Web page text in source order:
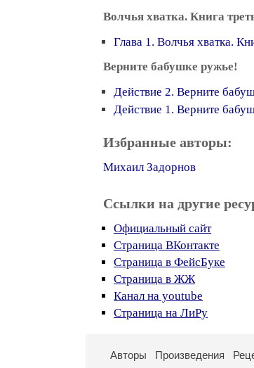
Волчья хватка. Книга
Глава 1. Волчья хватка.
Верните бабушке ружье!
Действие 2. Верните
Действие 1. Верните
Избранные авторы:
Михаил Задорнов
Ссылки на другие
Официальный сайт
Страница ВКонтакте
Страница в ФейсБуке
Страница в ЖЖ
Канал на youtube
Страница на ЛиРу
Авторы Произведения